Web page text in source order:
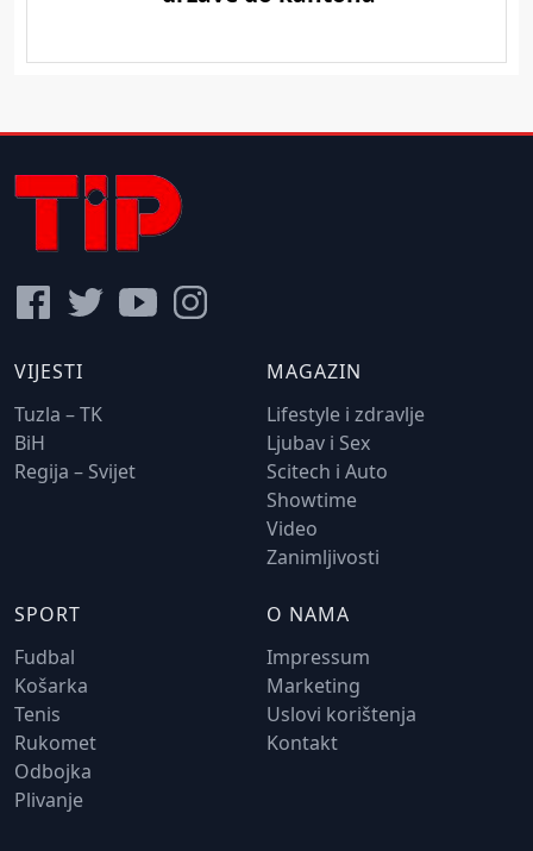
VIJESTI
Tuzla – TK
BiH
Regija – Svijet
MAGAZIN
Lifestyle i zdravlje
Ljubav i Sex
Scitech i Auto
Showtime
Video
Zanimljivosti
SPORT
Fudbal
Košarka
Tenis
Rukomet
Odbojka
Plivanje
O NAMA
Impressum
Marketing
Uslovi korištenja
Kontakt